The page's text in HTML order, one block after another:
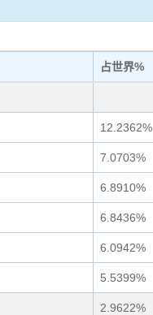
占世界%
12.2362%
7.0703%
6.8910%
6.8436%
6.0942%
5.5399%
2.9622%